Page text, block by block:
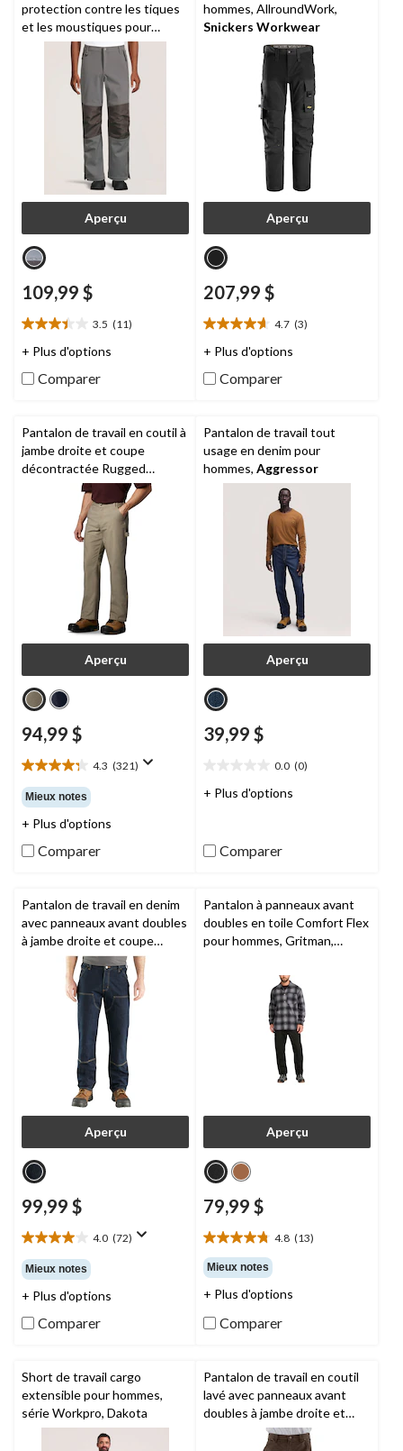
protection contre les tiques
et les moustiques pour
hommes, série WorkPro,
Aperçu
109,99 $
3.5 (11)
3.5
étoile(s)
5.
+ Plus d'options
Comparer
hommes, AllroundWork,
Snickers Workwear
Aperçu
207,99 $
4.7 (3)
4.7
étoile(s)
5.
+ Plus d'options
Comparer
Pantalon de travail en coutil à
jambe droite et coupe
décontractée Rugged
FlexMD pour hommes,
Aperçu
94,99 $
4.3 (321)
4.3
étoile(s)
sur
5.
321
évaluations
Mieux notes
+ Plus d'options
Comparer
Pantalon de travail tout
usage en denim pour
hommes, Aggressor
Aperçu
39,99 $
0.0 (0)
étoile(s)
+ Plus d'options
Comparer
Pantalon de travail en denim
avec panneaux avant doubles
à jambe droite et coupe
décontractée Rugged
FlexMD pour hommes,
Carhartt
Aperçu
99,99 $
4.0 (72)
4.0
étoile(s)
sur
5.
72
évaluations
Mieux notes
+ Plus d'options
Comparer
Pantalon à panneaux avant
doubles en toile Comfort Flex
pour hommes, Gritman,
Aperçu
79,99 $
4.8 (13)
4.8
étoile(s)
sur
5.
13
évaluations
Mieux notes
+ Plus d'options
Comparer
Short de travail cargo
extensible pour hommes,
série Workpro, Dakota
Pantalon de travail en coutil
lavé avec panneaux avant
doubles à jambe droite et
coupe ample pour hommes,